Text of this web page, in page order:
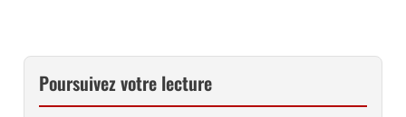
Poursuivez votre lecture